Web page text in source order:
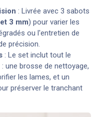
: Livrée avec 3 sabots
3 mm) pour varier les
ou l'entretien de
précision.
: Le set inclut tout le
une brosse de nettoyage,
les lames, et un
préserver le tranchant